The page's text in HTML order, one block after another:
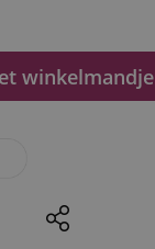
winkelmandje